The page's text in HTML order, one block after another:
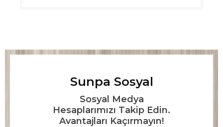
Sunpa Sosyal
Sosyal Medya
Hesaplarımızı Takip Edin.
Avantajları Kaçırmayın!